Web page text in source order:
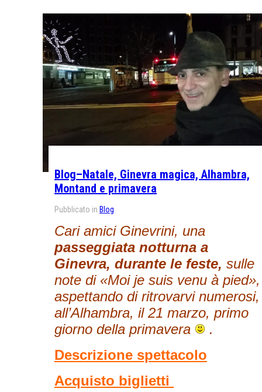
Blog–Natale, Ginevra magica, Alhambra,
Montand e primavera
Pubblicato in Blog
Cari amici Ginevrini, una
passeggiata notturna a
Ginevra, durante le feste, sulle
note di «Moi je suis venu à pied»,
aspettando di ritrovarvi numerosi,
all’Alhambra, il 21 marzo, primo
giorno della primavera
.
Descrizione spettacolo
Acquisto biglietti